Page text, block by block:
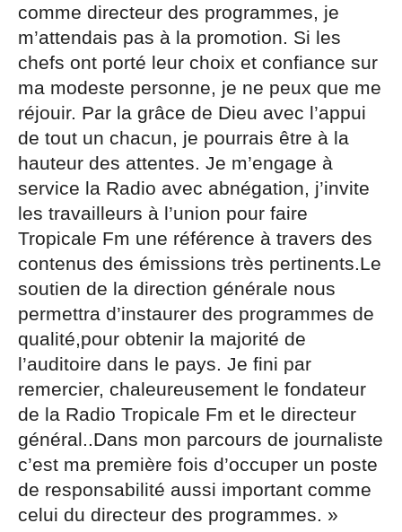
comme directeur des programmes, je
m’attendais pas à la promotion. Si les
chefs ont porté leur choix et confiance sur
ma modeste personne, je ne peux que me
réjouir. Par la grâce de Dieu avec l’appui
de tout un chacun, je pourrais être à la
hauteur des attentes. Je m’engage à
service la Radio avec abnégation, j’invite
les travailleurs à l’union pour faire
Tropicale Fm une référence à travers des
contenus des émissions très pertinents.Le
soutien de la direction générale nous
permettra d’instaurer des programmes de
qualité,pour obtenir la majorité de
l’auditoire dans le pays. Je fini par
remercier, chaleureusement le fondateur
de la Radio Tropicale Fm et le directeur
général..Dans mon parcours de journaliste
c’est ma première fois d’occuper un poste
de responsabilité aussi important comme
celui du directeur des programmes. »